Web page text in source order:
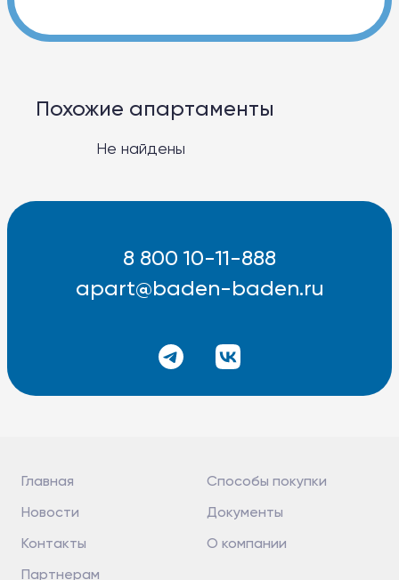
Похожие апартаменты
Не найдены
8 800 10-11-888
apart@baden-baden.ru
Главная
Способы покупки
Новости
Документы
Контакты
О компании
Партнерам